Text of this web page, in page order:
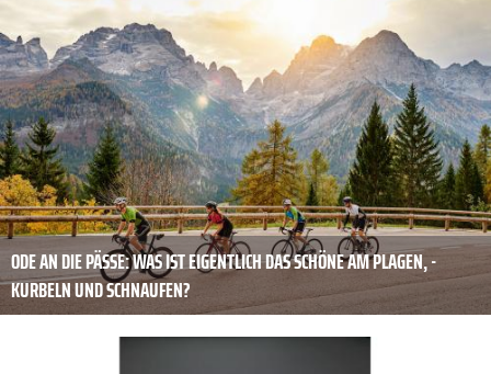
ODE AN DIE PÄSSE: WAS IST EIGENTLICH DAS SCHÖNE AM PLAGEN, ­
KURBELN UND SCHNAUFEN?